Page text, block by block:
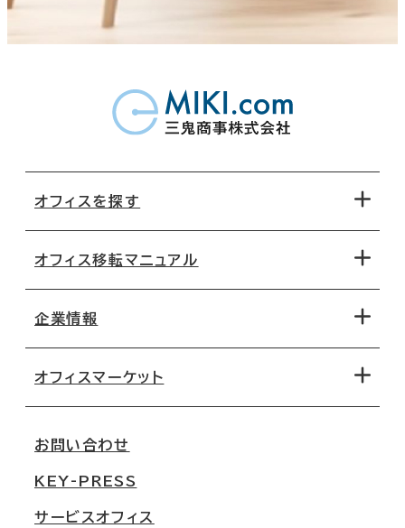
オフィスを探す
地図から探す
路線・駅から探す
オフィス移転マニュアル
移転コストシミュレーション
移転スケジュール
オフィス移転Q&A
企業情報
オフィスマーケット
大阪
名古屋
お問い合わせ
KEY-PRESS
サービスオフィス